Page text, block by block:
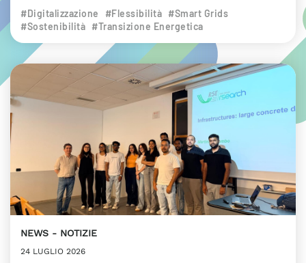
#Digitalizzazione #Flessibilità #Smart Grids
#Sostenibilità #Transizione Energetica
NEWS NOTIZIE
24 LUGLIO 2026